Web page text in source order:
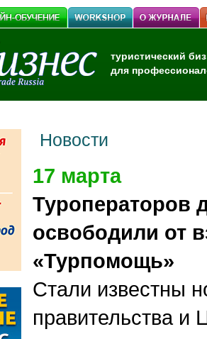
туристический
для
Новости
17 марта
Туроператоров
освободили от
«Турпомощь»
Стали известны
правительства и